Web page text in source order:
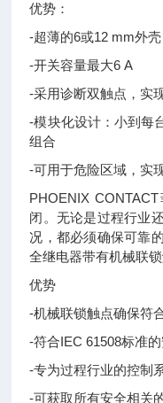
优势：
-超薄的6或12 mm外
-开关容量最大6 A
-采用诊断双触点，实
-模块化设计：小到每
组合
-可用于危险区域，实
PHOENIX
闭。无论是过程行业
况，都必须确保可靠
全继电器带有机械联
优势
-机械联锁触点确保符
-符合IEC 61508标准
-专为过程行业的控制
-可获取所有安全相关